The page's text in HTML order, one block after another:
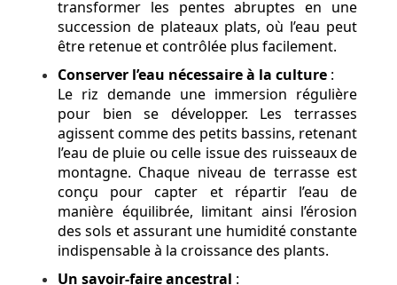
transformer les pentes abruptes en une
succession de plateaux plats, où l’eau peut
être retenue et contrôlée plus facilement.
Conserver l’eau nécessaire à la culture :
Le riz demande une immersion régulière
pour bien se développer. Les terrasses
agissent comme des petits bassins, retenant
l’eau de pluie ou celle issue des ruisseaux de
montagne. Chaque niveau de terrasse est
conçu pour capter et répartir l’eau de
manière équilibrée, limitant ainsi l’érosion
des sols et assurant une humidité constante
indispensable à la croissance des plants.
Un savoir-faire ancestral :